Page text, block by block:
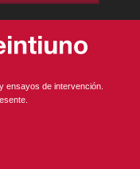
ensayos de intervención.